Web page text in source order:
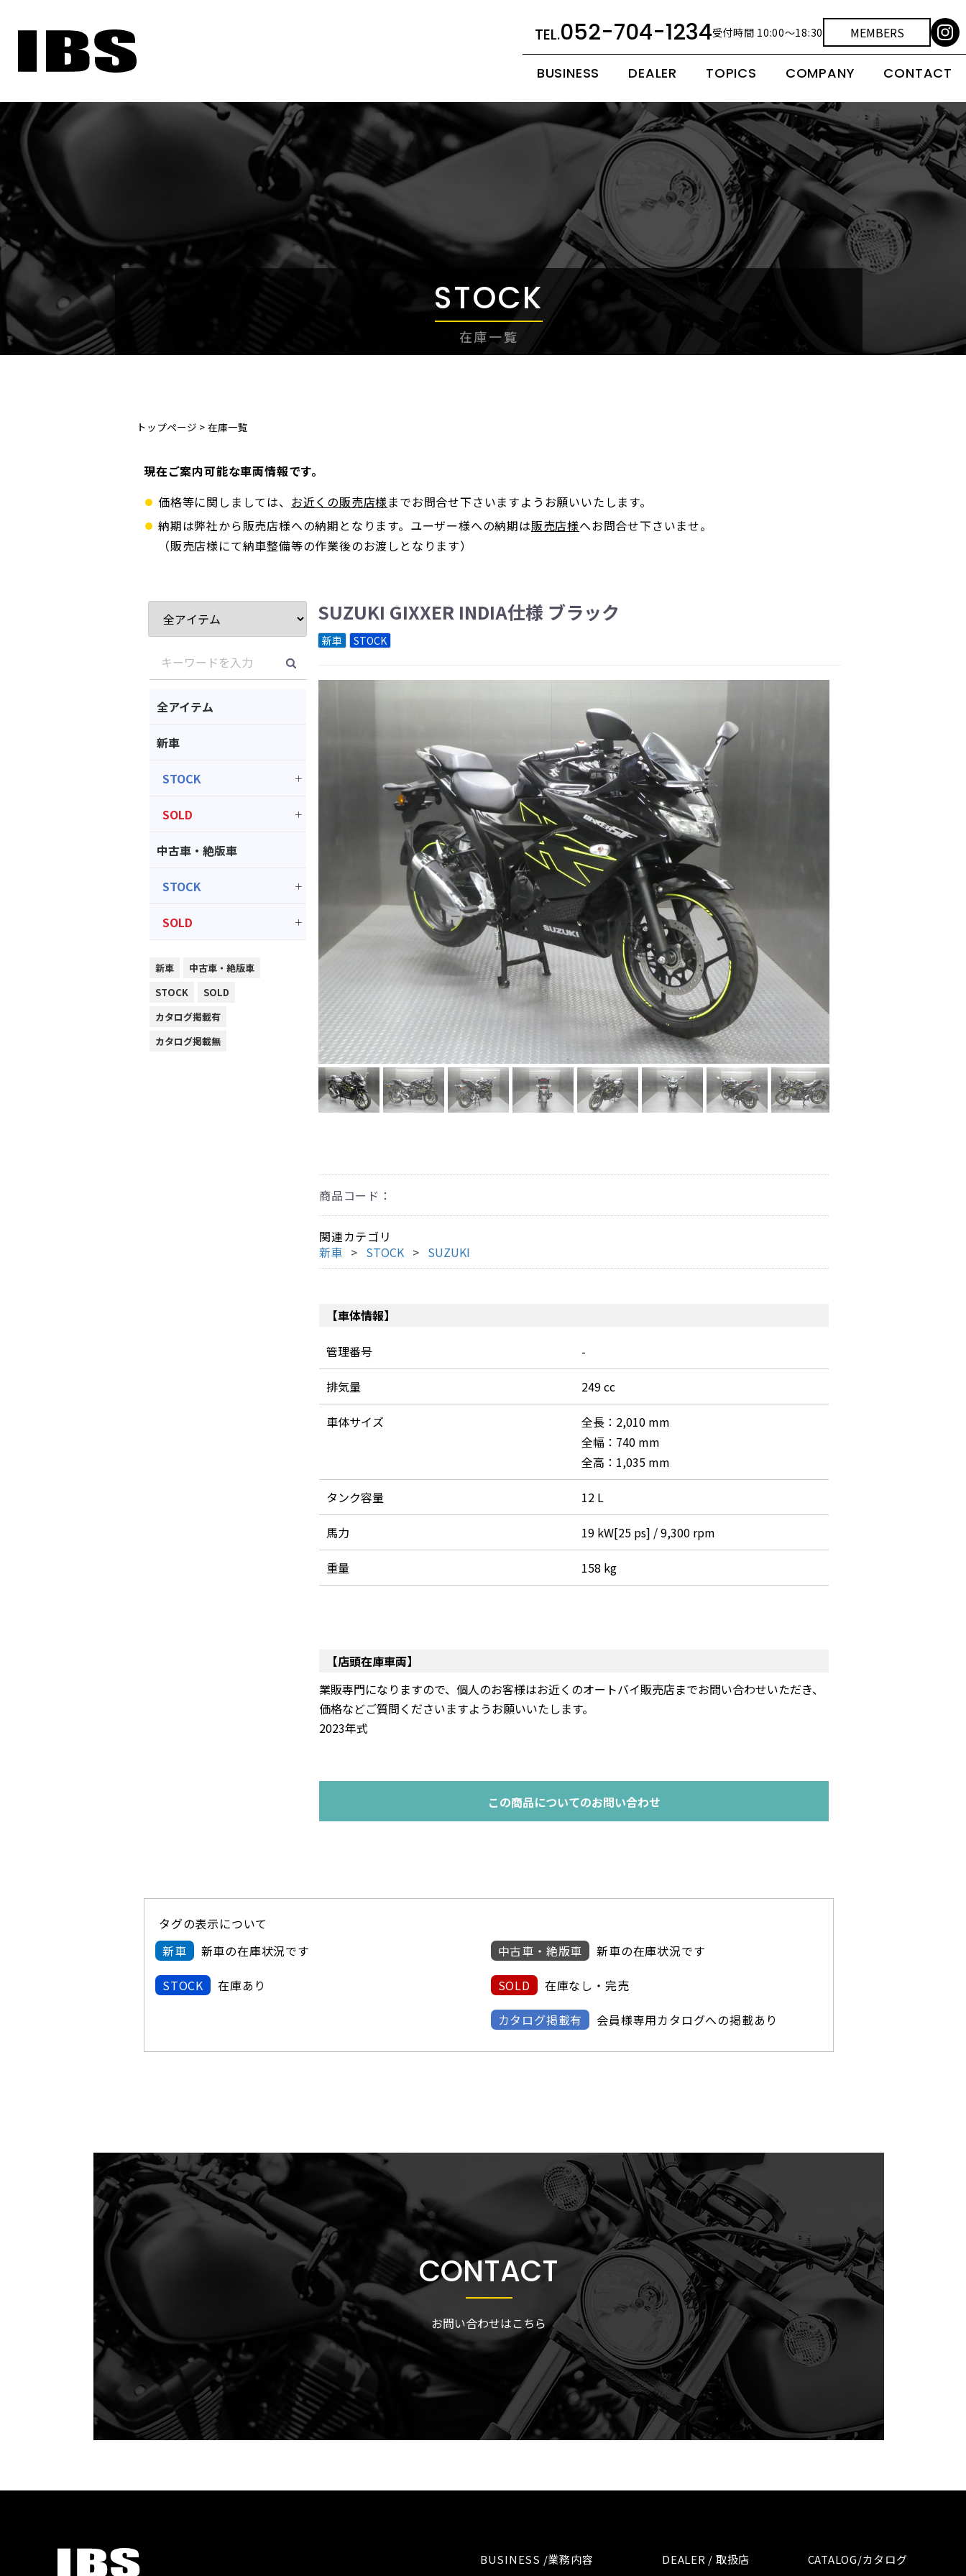
STOCK
在庫一覧
トップページ > 在庫一覧
現在ご案内可能な車両情報です。
価格等に関しましては、 お近くの販売店様までお問合せ下さいますようお願いいたします。
納期は弊社から販売店様への納期となります。ユーザー様への納期は販売店様へお問合せ下さいませ。
（販売店様にて納車整備等の作業後のお渡しとなります）
全アイテム
新車
STOCK
SOLD
中古車・絶版車
STOCK
SOLD
新車
中古車・絶版車
STOCK
SOLD
カタログ掲載有
カタログ掲載無
SUZUKI GIXXER INDIA仕様 ブラック
新車 STOCK
商品コード：
関連カテゴリ
新車
STOCK SUZUKI
【車体情報】
管理番号 -
排気量 249 cc
車体サイズ
全長：2,010 mm
全幅：740 mm
全高：1,035 mm
タンク容量 12 L
馬力 19 kW[25 ps] / 9,300 rpm
重量 158 kg
【店頭在庫車両】
業販専門になりますので、個人のお客様はお近くのオートバイ販売店までお問い合わせいただき、
価格などご質問くださいますようお願いいたします。
2023年式
この商品についてのお問い合わせ
タグの表示について
新車
新車の在庫状況です 中古車・絶版車
新車の在庫状況です
STOCK
在庫あり SOLD
在庫なし・完売
カタログ掲載有
会員様専用カタログへの掲載あり
CONTACT
お問い合わせはこちら
BUSINESS /業務内容
DEALER / 取扱店
CATALOG/カタログ
052-704-1234受付時間 10:00～18:30 MEMBERS
BUSINESS DEALER TOPICS COMPANY CONTACT